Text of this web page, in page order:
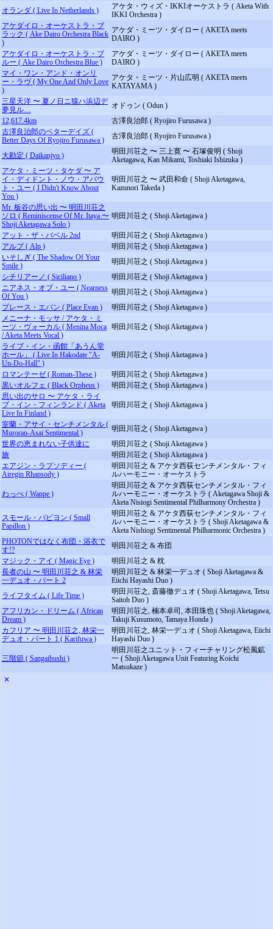
オランダ ( Live In Netherlands )
アケタ・ウィズ・IKKIオーケストラ ( Aketa With
IKKI Orchestra )
アケダイロ・オーケストラ・ブ
ラック ( Ake Dairo Orchestra Black
)
アケダ・ミーツ・ダイロー ( AKETA meets
DAIRO )
アケダイロ・オーケストラ・ブ
ルー ( Ake Dairo Orchestra Blue )
アケダ・ミーツ・ダイロー ( AKETA meets
DAIRO )
マイ・ワン・アンド・オンリ
ー・ラヴ ( My One And Only Love
)
アケタ・ミーツ・片山広明 ( AKETA meets
KATAYAMA )
三星天洋 〜 夏ノ日ニ猿ハ浜辺デ
夢見ル…
オドゥン ( Odun )
12,617.4km
古澤良治郎 ( Ryojiro Furusawa )
古澤良治郎のベターデイズ (
Better Days Of Ryojiro Furusawa )
古澤良治郎 ( Ryojiro Furusawa )
大勘定 ( Daikanjyo )
明田川荘之 〜 三上寛 〜 石塚俊明 ( Shoji
Aketagawa, Kan Mikami, Toshiaki Ishizuka )
アケタ・ミーツ・タケダ 〜 ア
イ・ディドント・ノウ・アバウ
ト・ユー ( I Didn't Know About
You )
明田川荘之 〜 武田和命 ( Shoji Aketagawa,
Kazunori Takeda )
Mr. 板谷の思い出 〜 明田川荘之
ソロ ( Reminiscense Of Mr. Itaya 〜
Shoji Aketagawa Solo )
明田川荘之 ( Shoji Aketagawa )
アット・ザ・バベル 2nd
明田川荘之 ( Shoji Aketagawa )
アルプ ( Alp )
明田川荘之 ( Shoji Aketagawa )
いそしぎ ( The Shadow Of Your
Smile )
明田川荘之 ( Shoji Aketagawa )
シチリアーノ ( Siciliano )
明田川荘之 ( Shoji Aketagawa )
ニアネス・オブ・ユー ( Nearness
Of You )
明田川荘之 ( Shoji Aketagawa )
プレース・エバン ( Place Evan )
明田川荘之 ( Shoji Aketagawa )
メニーナ・モッサ / アケタ・ミ
ーツ・ヴォーカル ( Menina Moca
/ Aketa Meets Vocal )
明田川荘之 ( Shoji Aketagawa )
ライブ・イン・函館「あうん堂
ホール」 ( Live In Hakodate "A-
Un-Do-Hall" )
明田川荘之 ( Shoji Aketagawa )
ロマンテーゼ ( Roman-These )
明田川荘之 ( Shoji Aketagawa )
黒いオルフェ ( Black Orpheus )
明田川荘之 ( Shoji Aketagawa )
思い出のサロ 〜 アケタ・ライ
ブ・イン・フィンランド ( Aketa
Live In Finland )
明田川荘之 ( Shoji Aketagawa )
室蘭・アサイ・センチメンタル (
Muroran-Asai Sentimental )
明田川荘之 ( Shoji Aketagawa )
世界の恵まれない子供達に
明田川荘之 ( Shoji Aketagawa )
旅
明田川荘之 ( Shoji Aketagawa )
エアジン・ラプソディー (
Airegin Rhapsody )
明田川荘之 & アケタ西荻センチメンタル・フィ
ルハーモニー・オーケストラ
わっぺ ( Wappe )
明田川荘之 & アケタ西荻センチメンタル・フィ
ルハーモニー・オーケストラ ( Aketagawa Shoji &
Aketa Nisiogi Sentimental Philharmony Orchestra )
スモール・パピヨン ( Small
Papillon )
明田川荘之 & アケタ西荻センチメンタル・フィ
ルハーモニー・オーケストラ ( Shoji Aketagawa &
Aketa Nishiogi Sentimental Philharmonic Orchestra )
PHOTONではなく布団・浴衣で
す!?
明田川荘之 & 布団
マジック・アイ ( Magic Eye )
明田川荘之 & 枕
長者の山 〜 明田川荘之 & 林栄
一デュオ・パート 2
明田川荘之 & 林栄一デュオ ( Shoji Aketagawa &
Eiichi Hayashi Duo )
ライフタイム ( Life Time )
明田川荘之, 斎藤徹デュオ ( Shoji Aketagawa, Tetsu
Saitoh Duo )
アフリカン・ドリーム ( African
Dream )
明田川荘之, 楠本卓司, 本田珠也 ( Shoji Aketagawa,
Takuji Kusumoto, Tamaya Honda )
カフリア 〜 明田川荘之, 林栄一
デュオ・パート 1 ( Karifuwa )
明田川荘之, 林栄一デュオ ( Shoji Aketagawa, Eiichi
Hayashi Duo )
三階節 ( Sangaibushi )
明田川荘之ユニット・フィーチャリング松風鉱
一 ( Shoji Aketagawa Unit Featuring Koichi
Matsukaze )
✕